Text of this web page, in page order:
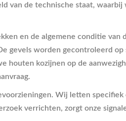
van de technische staat,
en de algemene conditie van
gevels worden gecontroleerd
kozijnen op de
Wij letten
verrichten, zorgt onze